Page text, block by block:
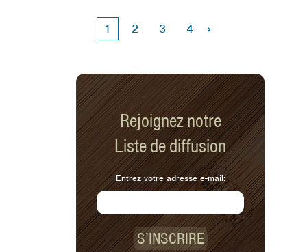
1 2 3 4 ›
Rejoignez notre
Liste de diffusion
Entrez votre adresse e-mail:
S’INSCRIRE